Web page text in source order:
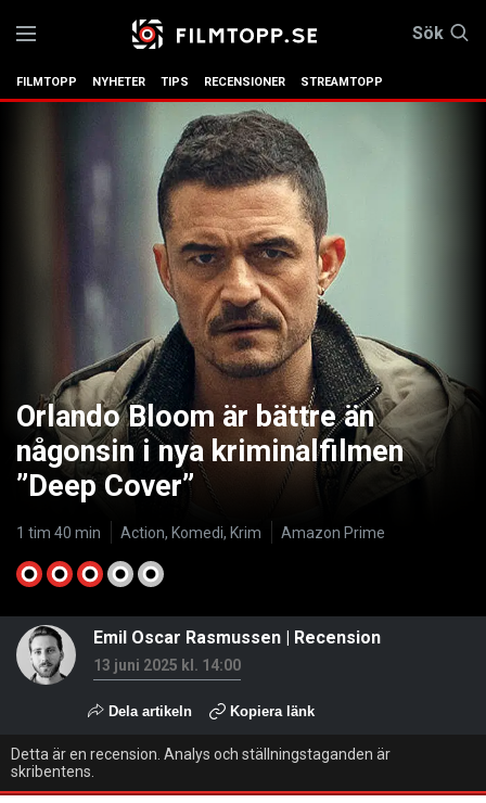
Sök
FILMTOPP NYHETER TIPS RECENSIONER STREAMTOPP
Orlando Bloom är bättre än
någonsin i nya kriminalfilmen
”Deep Cover”
1 tim 40 min Action, Komedi, Krim Amazon Prime
Emil Oscar Rasmussen | Recension
13 juni 2025 kl. 14:00
Dela artikeln Kopiera länk
Detta är en recension. Analys och ställningstaganden är
skribentens.